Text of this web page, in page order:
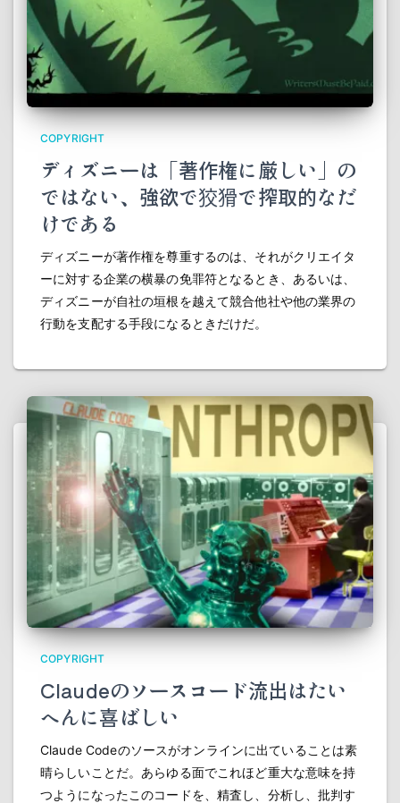
COPYRIGHT
ディズニーは「著作権に厳しい」の
ではない、強欲で狡猾で搾取的なだ
けである
ディズニーが著作権を尊重するのは、それがクリエイタ
ーに対する企業の横暴の免罪符となるとき、あるいは、
ディズニーが自社の垣根を越えて競合他社や他の業界の
行動を支配する手段になるときだけだ。
COPYRIGHT
Claudeのソースコード流出はたい
へんに喜ばしい
Claude Codeのソースがオンラインに出ていることは素
晴らしいことだ。あらゆる面でこれほど重大な意味を持
つようになったこのコードを、精査し、分析し、批判す